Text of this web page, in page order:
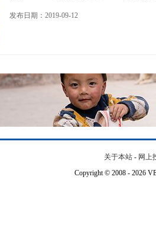
发布日期：2019-09-12
关于本站 - 网上
Copyright © 2008 - 2026